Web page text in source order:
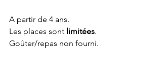
A partir de 4 ans.
Les places sont limitées.
Goûter/repas non fourni.